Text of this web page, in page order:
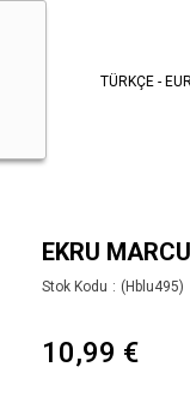
TÜRKÇE -
EKRU
Stok Kodu (Hblu495)
10,99 €